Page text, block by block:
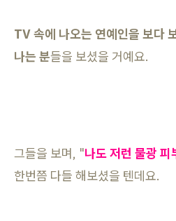
TV 속에 나오는 연예인을 보다
나는 분들을 보셨을 거예요.
그들을 보며, "나도 저런 물광 피
한번쯤 다들 해보셨을 텐데요.